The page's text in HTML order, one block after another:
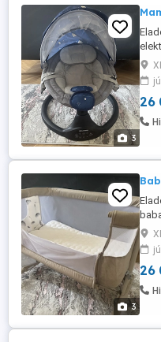
3
26
3
26